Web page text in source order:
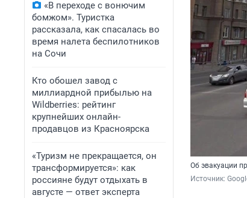
«В переходе с вонючим
бомжом». Туристка
рассказала, как спасалась во
время налета беспилотников
на Сочи
Кто обошел завод с
миллиардной прибылью на
Wildberries: рейтинг
крупнейших онлайн-
продавцов из Красноярска
«Туризм не прекращается, он
трансформируется»: как
россияне будут отдыхать в
августе — ответ эксперта
Об эвакуации
Источник: